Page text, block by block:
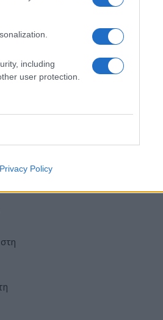
including
user protection.
Privacy Policy
και νέο
ο Γαληνός